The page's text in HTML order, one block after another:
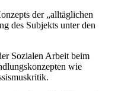
der „alltäglichen
des Subjekts unter den
Sozialen Arbeit beim
wie